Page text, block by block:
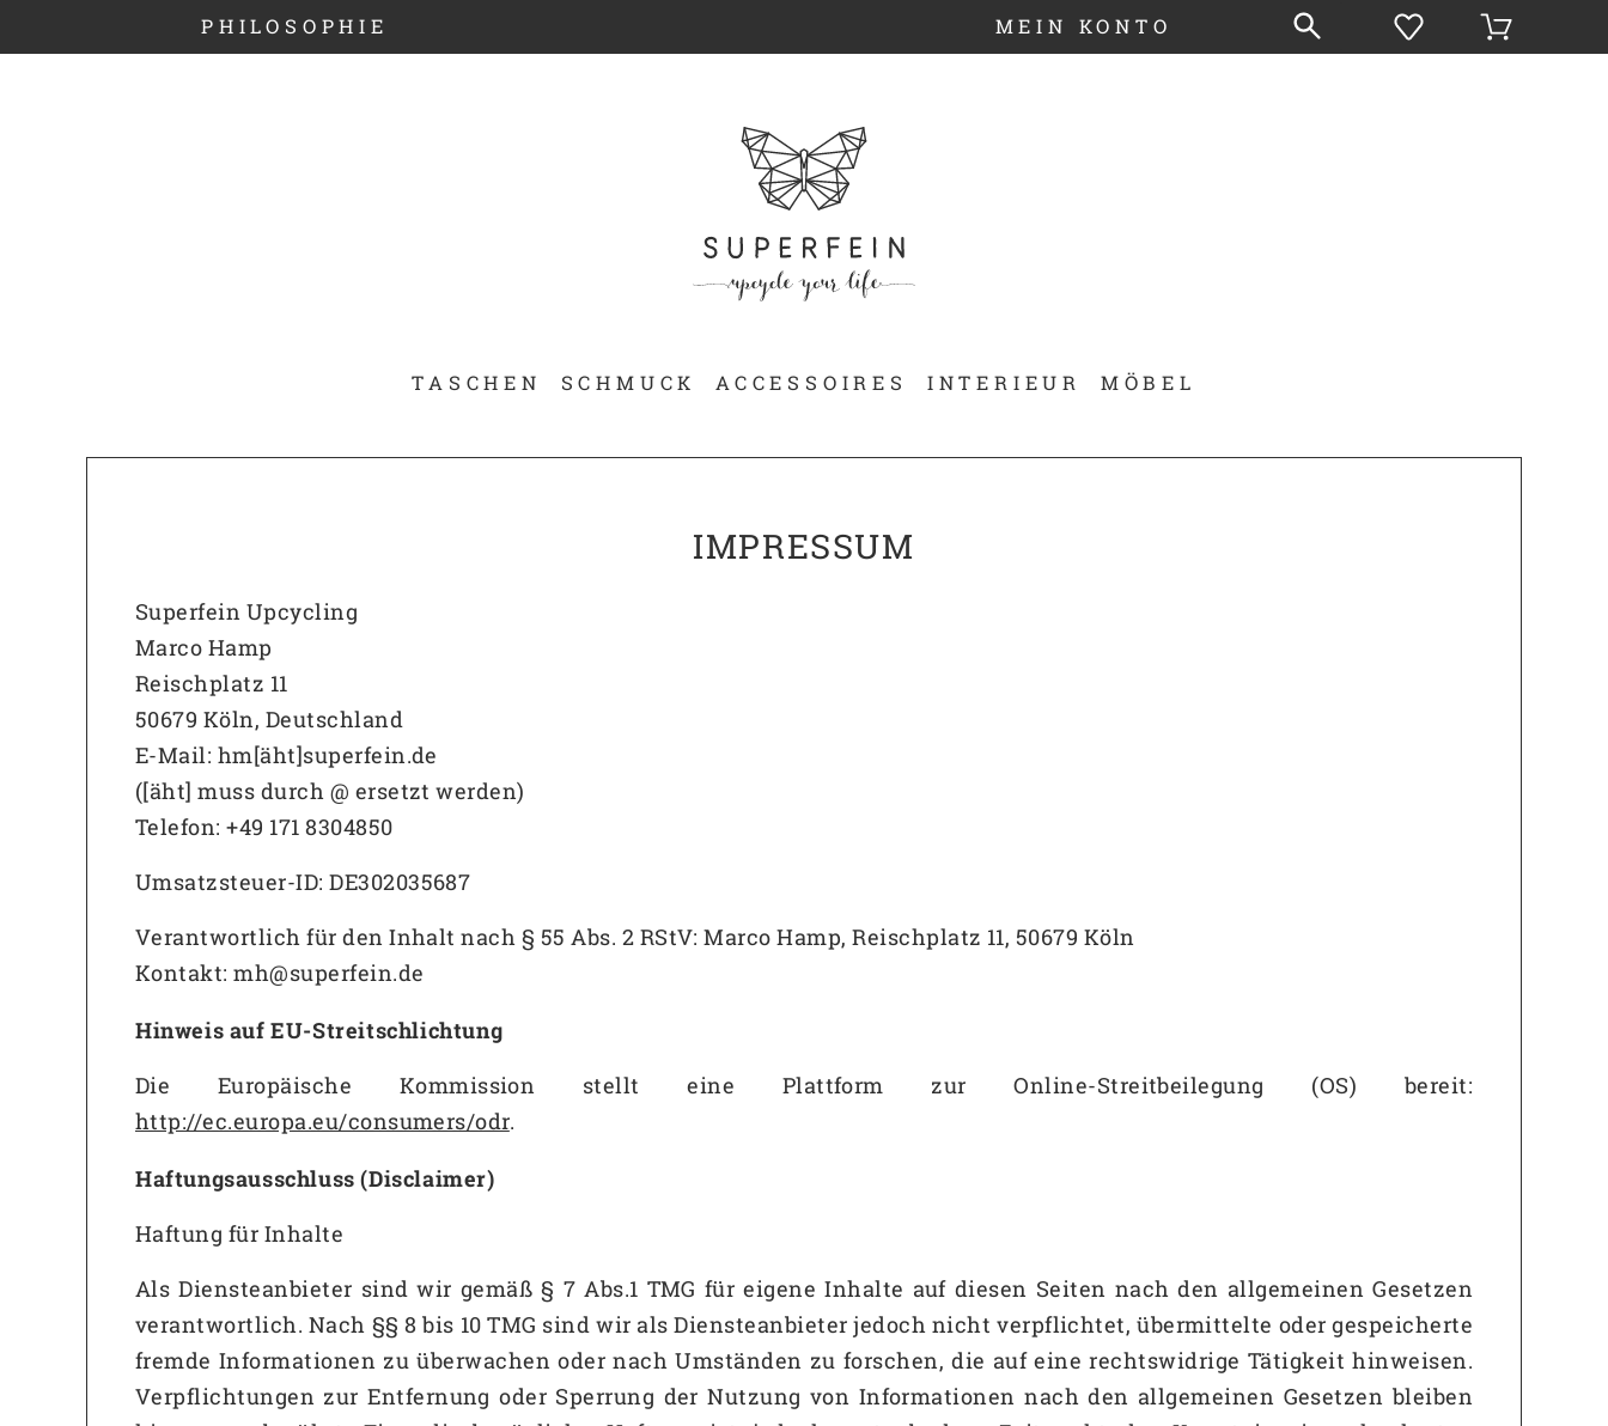
PHILOSOPHIE MEIN KONTO
TASCHEN SCHMUCK ACCESSOIRES INTERIEUR MÖBEL
IMPRESSUM
Superfein Upcycling
Marco Hamp
Reischplatz 11
50679 Köln, Deutschland
E-Mail: hm[äht]superfein.de
([äht] muss durch @ ersetzt werden)
Telefon: +49 171 8304850
Umsatzsteuer-ID: DE302035687
Verantwortlich für den Inhalt nach § 55 Abs. 2 RStV: Marco Hamp, Reischplatz 11, 50679 Köln
Kontakt: mh@superfein.de
Hinweis auf EU-Streitschlichtung
Die Europäische Kommission stellt eine Plattform zur Online-Streitbeilegung (OS) bereit:
http://ec.europa.eu/consumers/odr.
Haftungsausschluss (Disclaimer)
Haftung für Inhalte
Als Diensteanbieter sind wir gemäß § 7 Abs.1 TMG für eigene Inhalte auf diesen Seiten nach den allgemeinen Gesetzen
verantwortlich. Nach §§ 8 bis 10 TMG sind wir als Diensteanbieter jedoch nicht verpflichtet, übermittelte oder gespeicherte
fremde Informationen zu überwachen oder nach Umständen zu forschen, die auf eine rechtswidrige Tätigkeit hinweisen.
Verpflichtungen zur Entfernung oder Sperrung der Nutzung von Informationen nach den allgemeinen Gesetzen bleiben